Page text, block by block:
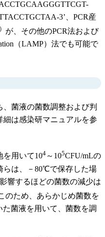
3’、PCR産
が、その他のPCR法および
（LAMP）法でも可能で
菌液の菌数調整および判
は感染研マニュアルを参
を用いて104 ～105CFU/mLの
らは、－80℃で保存した場
響するほどの菌数の減少は
のため、あらかじめ菌数を
菌液を用いて、菌数を調